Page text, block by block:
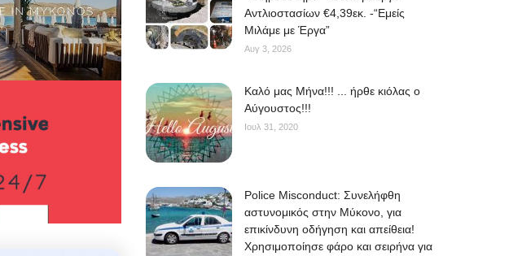
Αντλιοστασίων €4,39εκ. -“Εμείς
Μιλάμε με Έργα”
Αυγ 3, 2026
Kαλό μας Μήνα!!! ... ήρθε κιόλας ο
Αύγουστος!!!
Ιουλ 31, 2020
Police Misconduct: Συνελήφθη
αστυνομικός στην Μύκονο, για
επικίνδυνη οδήγηση και απείθεια!
Χρησιμοποίησε φάρο και σειρήνα για